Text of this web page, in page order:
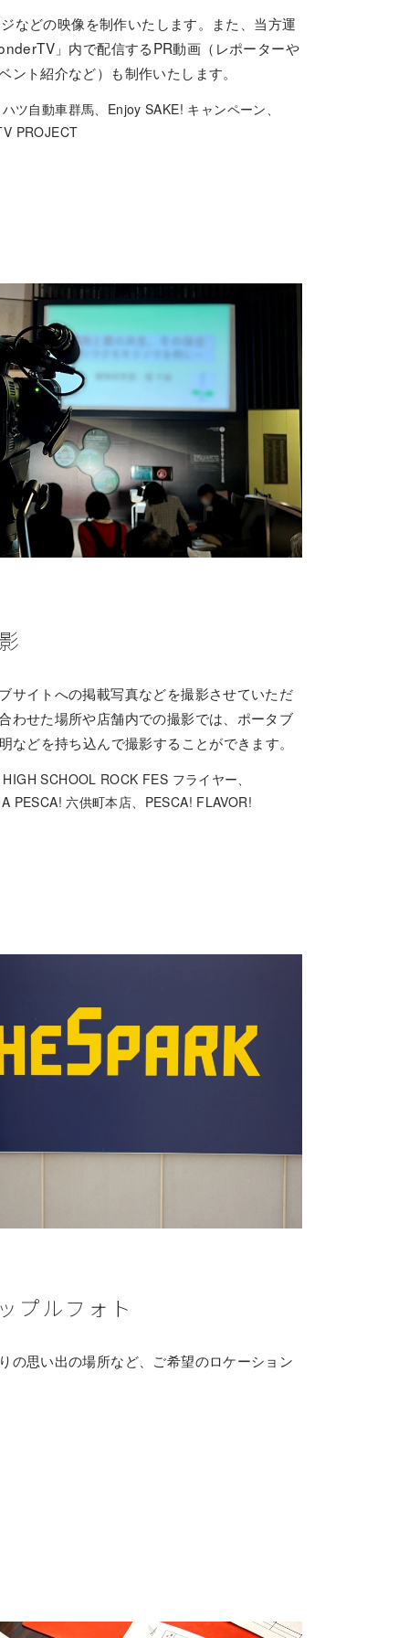
などの映像を制作いたします。また、当方運
」内で配信するPR動画（レポーターや
ト紹介など）も制作いたします。
ツ自動車群馬、 Enjoy SAKE! キャンペーン、
PROJECT
サイトへの掲載写真などを撮影させていただ
わせた場所や店舗内での撮影では、ポータブ
などを持ち込んで撮影することができます。
SCHOOL ROCK FES フライヤー、
PESCA! 六供町本店、PESCA! FLAVOR!
プルフォト
の思い出の場所など、ご希望のロケーション